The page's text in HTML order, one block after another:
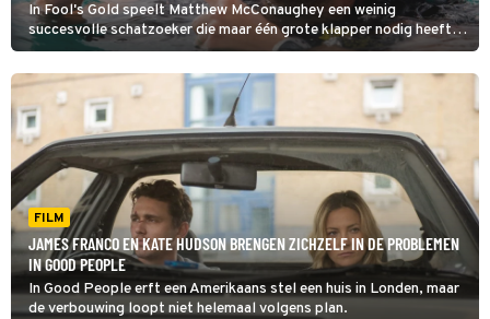
In Fool's Gold speelt Matthew McConaughey een weinig
succesvolle schatzoeker die maar één grote klapper nodig heeft
om er weer bovenop te komen.
FILM
JAMES FRANCO EN KATE HUDSON BRENGEN ZICHZELF IN DE PROBLEMEN
IN GOOD PEOPLE
In Good People erft een Amerikaans stel een huis in Londen, maar
de verbouwing loopt niet helemaal volgens plan.